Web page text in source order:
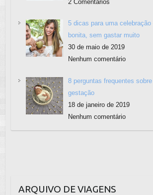
2 Comentários
5 dicas para uma celebração
bonita, sem gastar muito
30 de maio de 2019
Nenhum comentário
8 perguntas frequentes
gestação
18 de janeiro de 2019
Nenhum comentário
ARQUIVO DE VIAGENS